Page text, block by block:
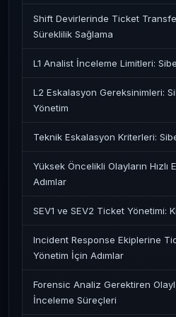
Shift Devirlerinde Ticket
Süreklilik Sağlama
L1 Analist İnceleme Limitleri:
L2 Eskalasyon Gereksinimleri:
Yönetim
Teknik Eskalasyon Kriterleri:
Yüksek Öncelikli Olayların Hızlı
Adımlar
SEV1 ve SEV2 Ticket Yönetimi:
Incident Response Ekiplerine
Yönetim İçin Adımlar
Forensic Analiz Gerektiren
İnceleme Süreçleri